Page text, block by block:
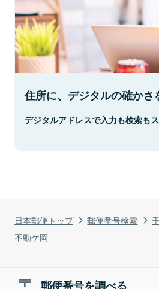
日本郵便トップ 郵便番号検索
不動ケ岡
住所に、デジタルの確かさ
デジタルアドレスで入力も検索もス
郵便番号を調べる